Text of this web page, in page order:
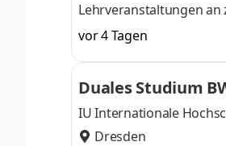
Lehrveranstaltungen an
Dein Wissen gezielt zu
wirtschaftlich
FINAS! Seit über 30
Versicherungslösungen
vor 4 Tagen
Duales Studium
IU Internationale
Dresden